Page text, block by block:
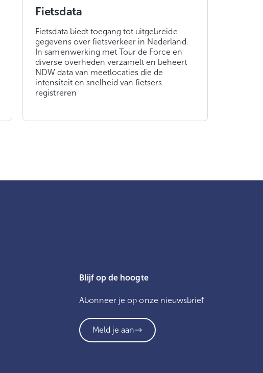
Fietsdata
Fietsdata biedt toegang tot uitgebreide
gegevens over fietsverkeer in Nederland.
In samenwerking met Tour de Force en
diverse overheden verzamelt en beheert
NDW data van meetlocaties die de
intensiteit en snelheid van fietsers
registreren
Blijf op de hoogte
Abonneer je op onze nieuwsbrief
Meld je aan